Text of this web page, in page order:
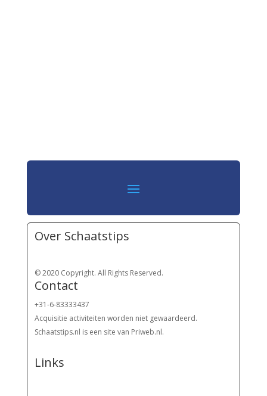
Over Schaatstips
© 2020 Copyright. All Rights Reserved.
Contact
+31-6-83333437
Acquisitie activiteiten worden niet gewaardeerd.
Schaatstips.nl is een site van Priweb.nl.
Links